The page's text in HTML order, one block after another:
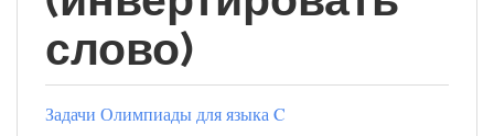
слово)
Задачи Олимпиады для языка C